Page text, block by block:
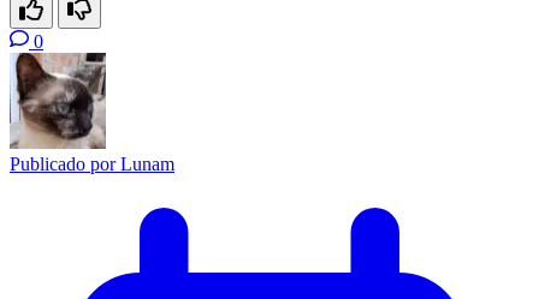
0
Publicado porLunam